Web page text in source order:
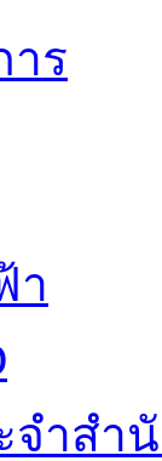
ร
า
ำสำ